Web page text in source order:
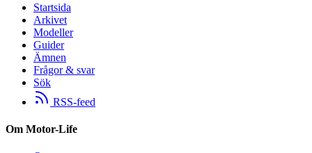
Startsida
Arkivet
Modeller
Guider
Ämnen
Frågor & svar
Sök
RSS-feed
Om Motor-Life